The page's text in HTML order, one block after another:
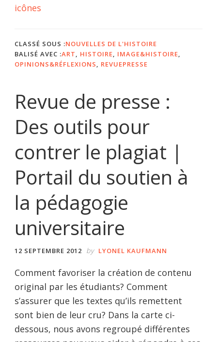
icônes
CLASSÉ SOUS :NOUVELLES DE L'HISTOIRE
BALISÉ AVEC :ART HISTOIRE IMAGE&HISTOIRE
OPINIONS&RÉFLEXIONS
REVUEPRESSE
Revue de presse :
Des outils pour
contrer le plagiat |
Portail du soutien à
la pédagogie
universitaire
12 SEPTEMBRE 2012 by LYONEL KAUFMANN
Comment favoriser la création de contenu
original par les étudiants? Comment
s’assurer que les textes qu’ils remettent
sont bien de leur cru? Dans la carte ci-
dessous, nous avons regroupé différentes